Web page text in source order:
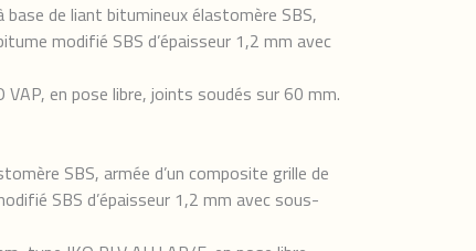
base de liant bitumineux élastomère SBS,
modifié SBS d’épaisseur 1,2 mm avec
VAP, en pose libre, joints soudés sur 60 mm.
SBS, armée d’un composite grille de
SBS d’épaisseur 1,2 mm avec sous-